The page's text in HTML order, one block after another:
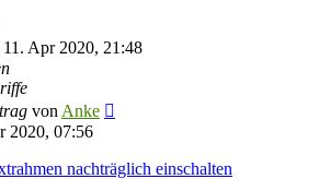
11. Apr 2020, 21:48
von Anke
2020, 07:56
nachträglich einschalten